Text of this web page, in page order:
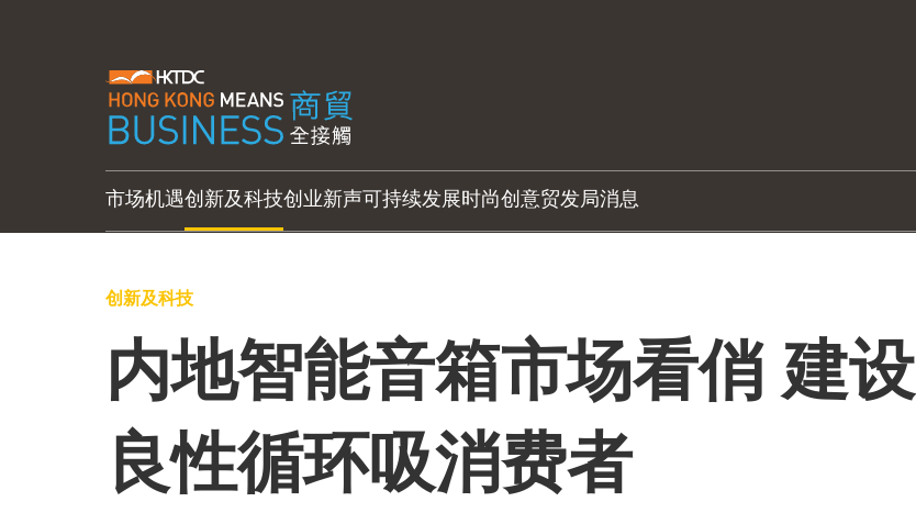
市场机遇创新及科技创业新声可持续发展时尚创意贸发局消息
创新及科技
内地智能音箱市场看俏 建设
良性循环吸消费者